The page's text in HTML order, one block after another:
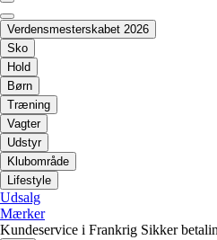
Verdensmesterskabet 2026
Sko
Hold
Børn
Træning
Vagter
Udstyr
Klubområde
Lifestyle
Udsalg
Mærker
Kundeservice i Frankrig Sikker